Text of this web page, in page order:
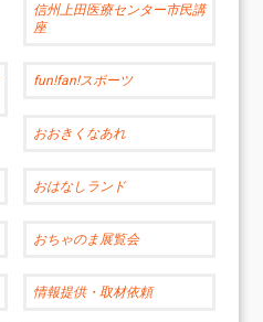
信州上田医療センター市民講
座
fun!fan!スポーツ
おおきくなあれ
おはなしランド
おちゃのま展覧会
情報提供・取材依頼